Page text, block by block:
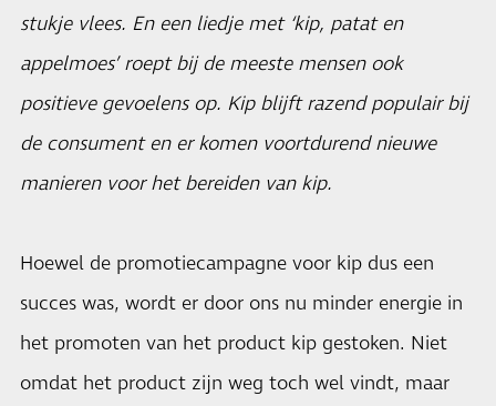
stukje vlees. En een liedje met ‘kip, patat en
appelmoes’ roept bij de meeste mensen ook
positieve gevoelens op. Kip blijft razend populair bij
de consument en er komen voortdurend nieuwe
manieren voor het bereiden van kip.
Hoewel de promotiecampagne voor kip dus een
succes was, wordt er door ons nu minder energie in
het promoten van het product kip gestoken. Niet
omdat het product zijn weg toch wel vindt, maar